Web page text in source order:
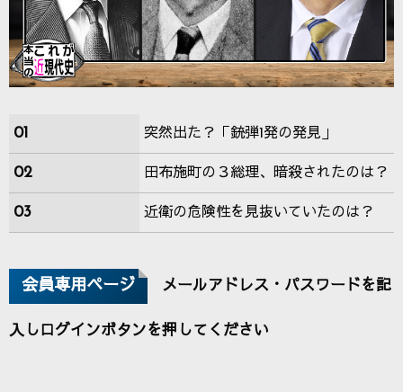
01 突然出た？「銃弾1発の発見」
02 田布施町の３総理、暗殺されたのは？
03 近衛の危険性を見抜いていたのは？
会員専用ページ メールアドレス・パスワードを記
入しログインボタンを押してください